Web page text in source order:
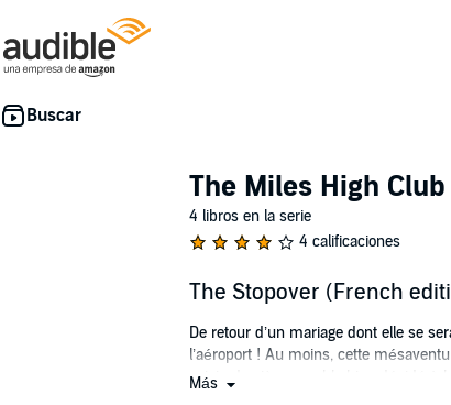
The Miles High Club
4 libros en la serie
4 calificaciones
The Stopover (French
De retour d’un mariage dont elle se
l’aéroport ! Au moins, cette
voisin de siège semble bien décidé à
Más